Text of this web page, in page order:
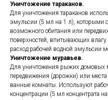
Уничтожение тараканов.
Для уничтожения тараканов
эмульсии (5 мл на 1 л), которыми
возможного обитания или
поверхностей, впитывающих
расход рабочей водной эмульсии
Уничтожение муравьев.
Для уничтожения рыжих домовых
передвижения (дорожки) или
ванные комнаты. Используют
концентрации (5 мл концентрата